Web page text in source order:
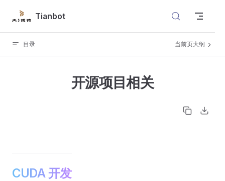
Skip to content
Tianbot
目录 当前页大纲
开源项目相关
CUDA 开发